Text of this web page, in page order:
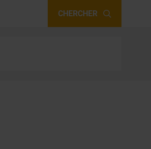
CHERCHER